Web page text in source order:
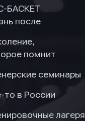
БАСКЕТ
после
помнит
семинары
то в России
лагеря